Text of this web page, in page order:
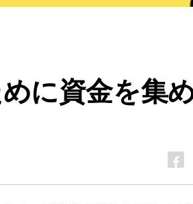
に資金を集